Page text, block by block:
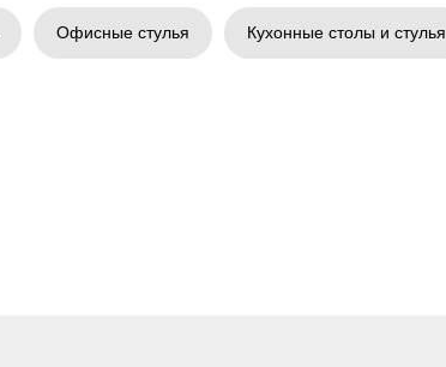
Офисные стулья Кухонные столы и стулья